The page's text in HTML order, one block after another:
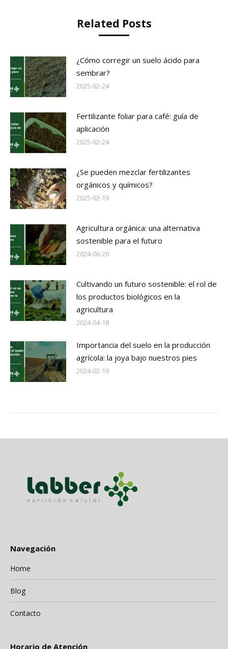
Related Posts
¿Cómo corregir un suelo ácido para
sembrar?
2025-02-24
Fertilizante foliar para café: guía de
aplicación
2025-02-24
¿Se pueden mezclar fertilizantes
orgánicos y químicos?
2025-02-19
Agricultura orgánica: una alternativa
sostenible para el futuro
2024-06-20
Cultivando un futuro sostenible: el rol de
los productos biológicos en la
agricultura
2024-04-18
Importancia del suelo en la producción
agrícola: la joya bajo nuestros pies
2024-02-19
Navegación
Home
Blog
Contacto
Horario de Atención